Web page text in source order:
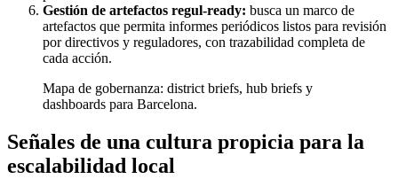
Gestión de artefactos regul-ready: busca un marco de
artefactos que permita informes periódicos listos para revisión
por directivos y reguladores, con trazabilidad completa de
cada acción.
Mapa de gobernanza: district briefs, hub briefs y
dashboards para Barcelona.
Señales de una cultura propicia para la
escalabilidad local